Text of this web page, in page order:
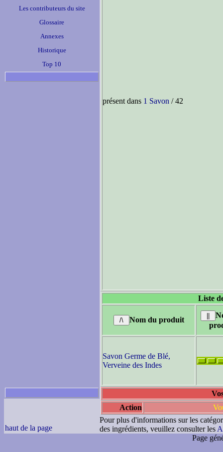
Les contributeurs du site
Glossaire
Annexes
Historique
Top 10
présent dans 1 Savon / 42
Liste
Nom du produit
Savon Germe de Blé,
Verveine des Indes
Action
haut de la page
Pour plus d'informations sur les
des ingrédients, veuillez consulter les
Page